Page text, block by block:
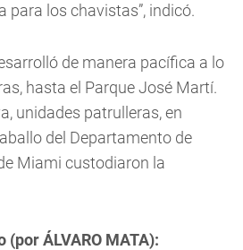
para los chavistas”, indicó.
de manera pacífica a lo
hasta el Parque José Martí.
unidades patrulleras, en
del Departamento de
Miami custodiaron la
ÁLVARO MATA):